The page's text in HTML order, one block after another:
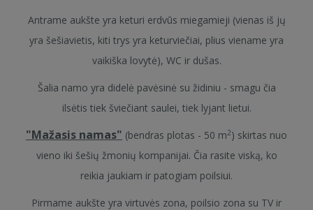
Antrame aukšte yra keturi erdvūs miegamieji (vienas iš jų
yra šešiavietis, kiti trys yra keturviečiai, plius viename yra
vaikiška lovytė), WC ir dušas.
Šalia namo yra didelė pavėsinė su židiniu - smagu čia
ilsėtis tiek šviečiant saulei, tiek lyjant lietui.
"Mažasis namas" (bendras plotas - 50 m2) skirtas nuo
vieno iki šešių žmonių kompanijai. Čia rasite viską, ko
reikia jaukiam ir patogiam poilsiui.
Pirmame aukšte yra virtuvės zona, poilsio zona su TV ir